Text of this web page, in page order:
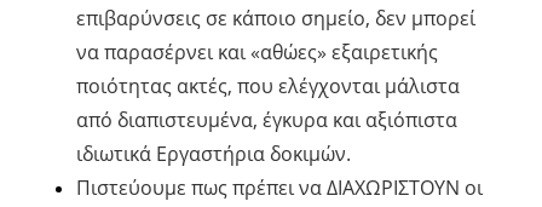
επιβαρύνσεις σε κάποιο σημείο, δεν μπορεί
να παρασέρνει και «αθώες» εξαιρετικής
ποιότητας ακτές, που ελέγχονται μάλιστα
από διαπιστευμένα, έγκυρα και αξιόπιστα
ιδιωτικά Εργαστήρια δοκιμών.
Πιστεύουμε πως πρέπει να ΔΙΑΧΩΡΙΣΤΟΥΝ οι